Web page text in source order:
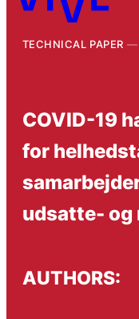
TECHNICAL PAPER
COVID-19
for
udsatte- og
AUTHORS: